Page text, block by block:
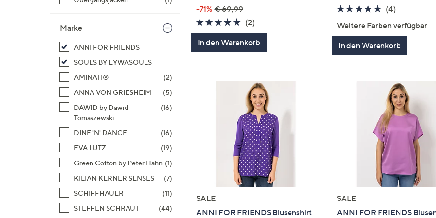
Marke
ANNI FOR FRIENDS
SOULS BY EYWASOULS
AMINATI®
(2)
ANNA VON GRIESHEIM
(5)
DAWID by Dawid
Tomaszewski
(16)
DINE 'N' DANCE
(16)
EVA LUTZ
(19)
Green Cotton by Peter Hahn (1)
KILIAN KERNER SENSES
(7)
SCHIFFHAUER
(11)
STEFFEN SCHRAUT
(44)
-71% € 69,99
5.0
von
5
(2)2
Bewertungen
In den Warenkorb
5.0
5
(4)
Weitere Farben verfügbar
In den Warenkorb
SALE
ANNI FOR FRIENDS Blusenshirt
SALE
ANNI FOR FRIENDS